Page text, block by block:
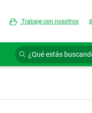
Trabaje con nosotros